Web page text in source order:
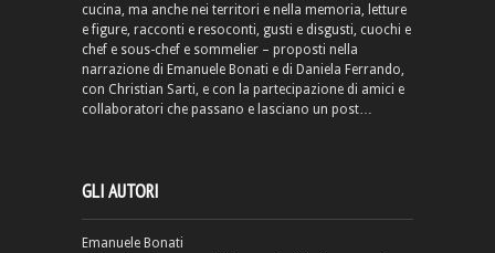
cucina, ma anche nei territori e nella memoria, letture
e figure, racconti e resoconti, gusti e disgusti, cuochi e
chef e sous-chef e sommelier – proposti nella
narrazione di Emanuele Bonati e di Daniela Ferrando,
con Christian Sarti, e con la partecipazione di amici e
collaboratori che passano e lasciano un post…
GLI AUTORI
Emanuele Bonati